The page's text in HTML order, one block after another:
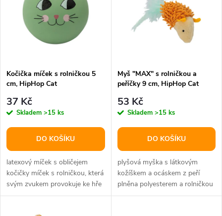
p
r
o
d
u
s
p
r
o
d
u
Kočička míček s rolničkou 5
cm, HipHop Cat
37 Kč
Skladem >15 ks
DO KOŠÍKU
latexový míček s obličejem
kočičky míček s rolničkou, která
svým zvukem provokuje ke hře
svou velikostí 5 cm je...
Myš "MAX" s rolničkou a
peříčky 9 cm, HipHop Cat
53 Kč
Skladem >15 ks
DO KOŠÍKU
plyšová myška s látkovým
kožíškem a ocáskem z peří
plněna polyesterem a rolničkou
uvnitř rolnička podněcuje